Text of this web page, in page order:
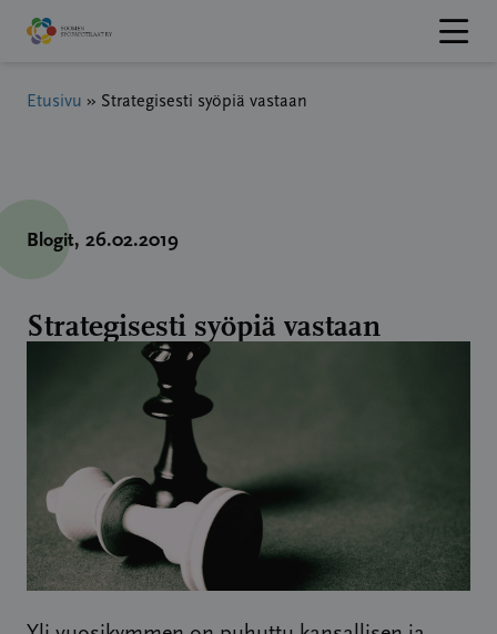
Hyppää
sisältöön
Etusivu » Strategisesti syöpiä vastaan
Blogit, 26.02.2019
Strategisesti syöpiä vastaan